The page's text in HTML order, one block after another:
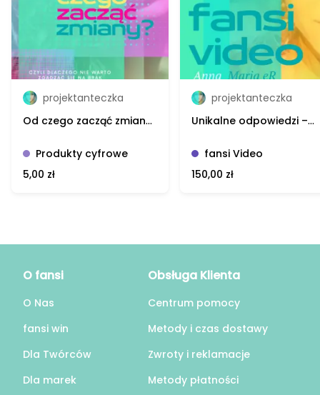
projektanteczka
Od czego zacząć zmiany?
Produkty cyfrowe
5,00 zł
projektanteczka
Unikalne odpowiedzi –
fansi Video
150,00 zł
O fansi
O Nas
fansi win
Dla Twórców
Dla marek
Obsługa Klienta
Centrum pomocy
Metody i czas dostawy
Zwroty i reklamacje
Metody płatności